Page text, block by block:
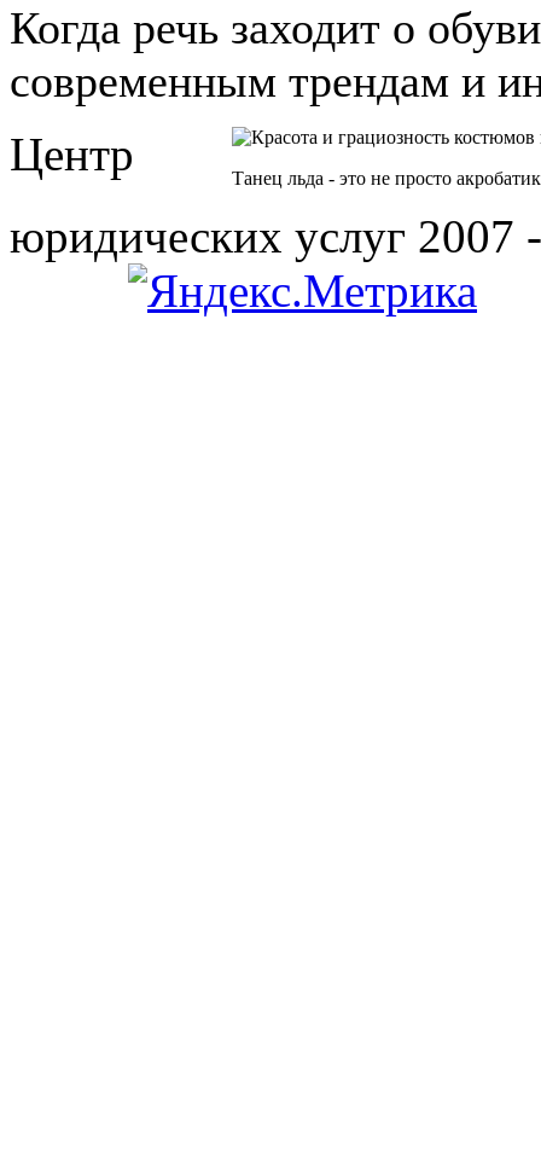
Когда речь заходит о
современным трендам и
Танец льда - это не просто
Центр
юридических услуг